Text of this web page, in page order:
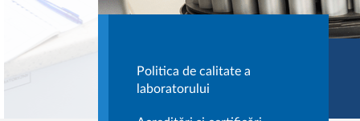
Servicii de fumigație
Politica de calitate a
laboratorului